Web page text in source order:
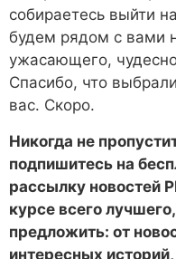
собираетесь выйти
будем рядом с вами
ужасающего,
Спасибо, что
вас. Скоро.
Никогда не
подпишитесь на
рассылку новостей
курсе всего
предложить: от
интересных